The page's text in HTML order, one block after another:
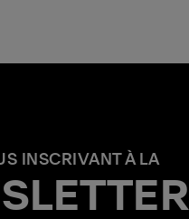
INSCRIVANT À LA